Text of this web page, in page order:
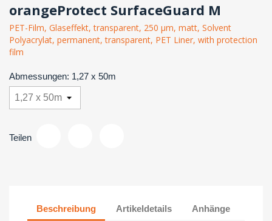
orangeProtect SurfaceGuard M
PET-Film, Glaseffekt, transparent, 250 µm, matt, Solvent
Polyacrylat, permanent, transparent, PET Liner, with protection
film
Abmessungen: 1,27 x 50m
Teilen
Beschreibung Artikeldetails Anhänge